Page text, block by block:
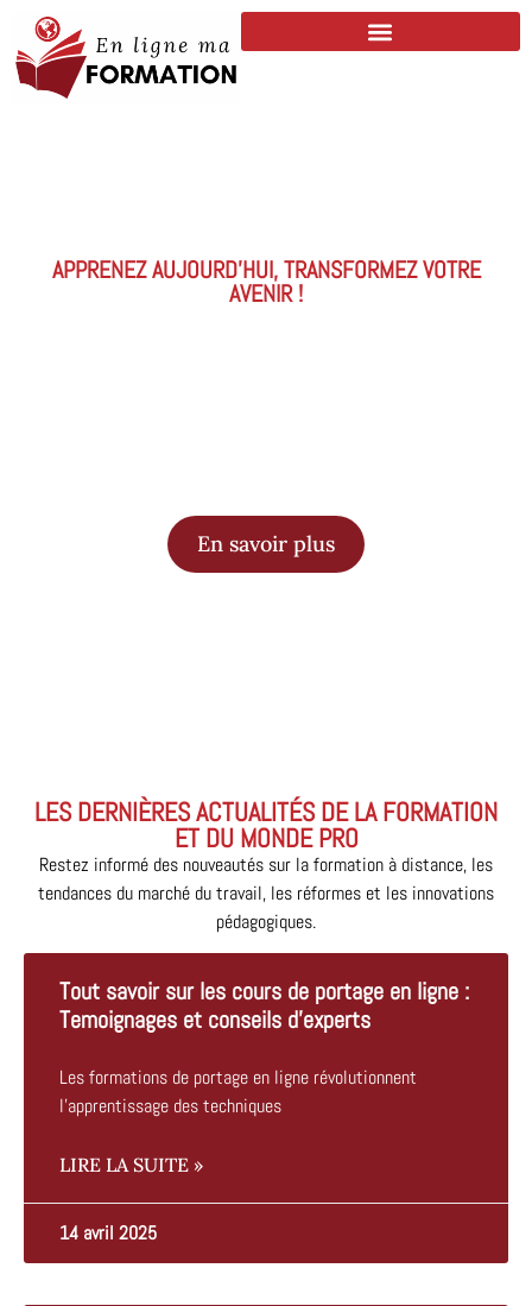
APPRENEZ AUJOURD’HUI, TRANSFORMEZ VOTRE
AVENIR !
En savoir plus
LES DERNIÈRES ACTUALITÉS DE LA FORMATION
ET DU MONDE PRO
Restez informé des nouveautés sur la formation à distance, les
tendances du marché du travail, les réformes et les innovations
pédagogiques.
Tout savoir sur les cours de portage en ligne :
Temoignages et conseils d’experts
Les formations de portage en ligne révolutionnent
l'apprentissage des techniques
LIRE LA SUITE »
14 avril 2025